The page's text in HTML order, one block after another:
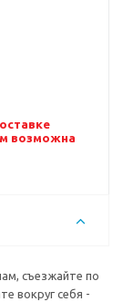
возможна
съезжайте по
вокруг себя -